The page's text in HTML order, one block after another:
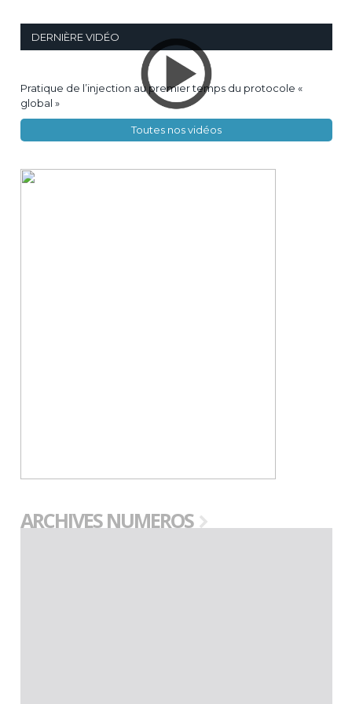
DERNIÈRE VIDÉO
Pratique de l’injection au premier temps du protocole «
global »
Toutes nos vidéos
ARCHIVES NUMEROS